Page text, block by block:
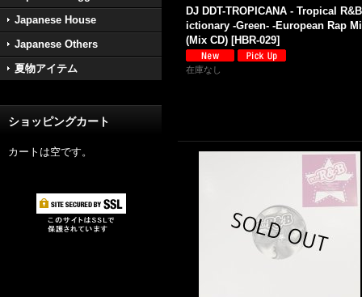
Japanese House
Japanese Others
夏物アイテム
ショッピングカート
カートは空です。
DJ DDT-TROPICANA - Tropical
ictionary -Green- -European Rap
(Mix CD) [HBR-029]
在庫なし